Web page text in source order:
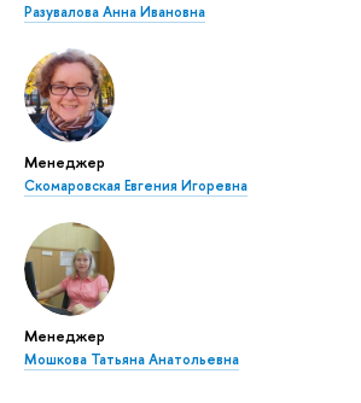
Разувалова Анна Ивановна
Менеджер
Скомаровская Евгения Игоревна
Менеджер
Мошкова Татьяна Анатольевна